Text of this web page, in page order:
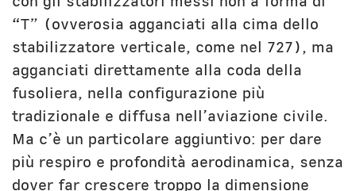
“T” (ovverosia agganciati alla cima dello
stabilizzatore verticale, come nel 727), ma
agganciati direttamente alla coda della
fusoliera, nella configurazione più
tradizionale e diffusa nell’aviazione civile.
Ma c’è un particolare aggiuntivo: per dare
più respiro e profondità aerodinamica, senza
dover far crescere troppo la dimensione